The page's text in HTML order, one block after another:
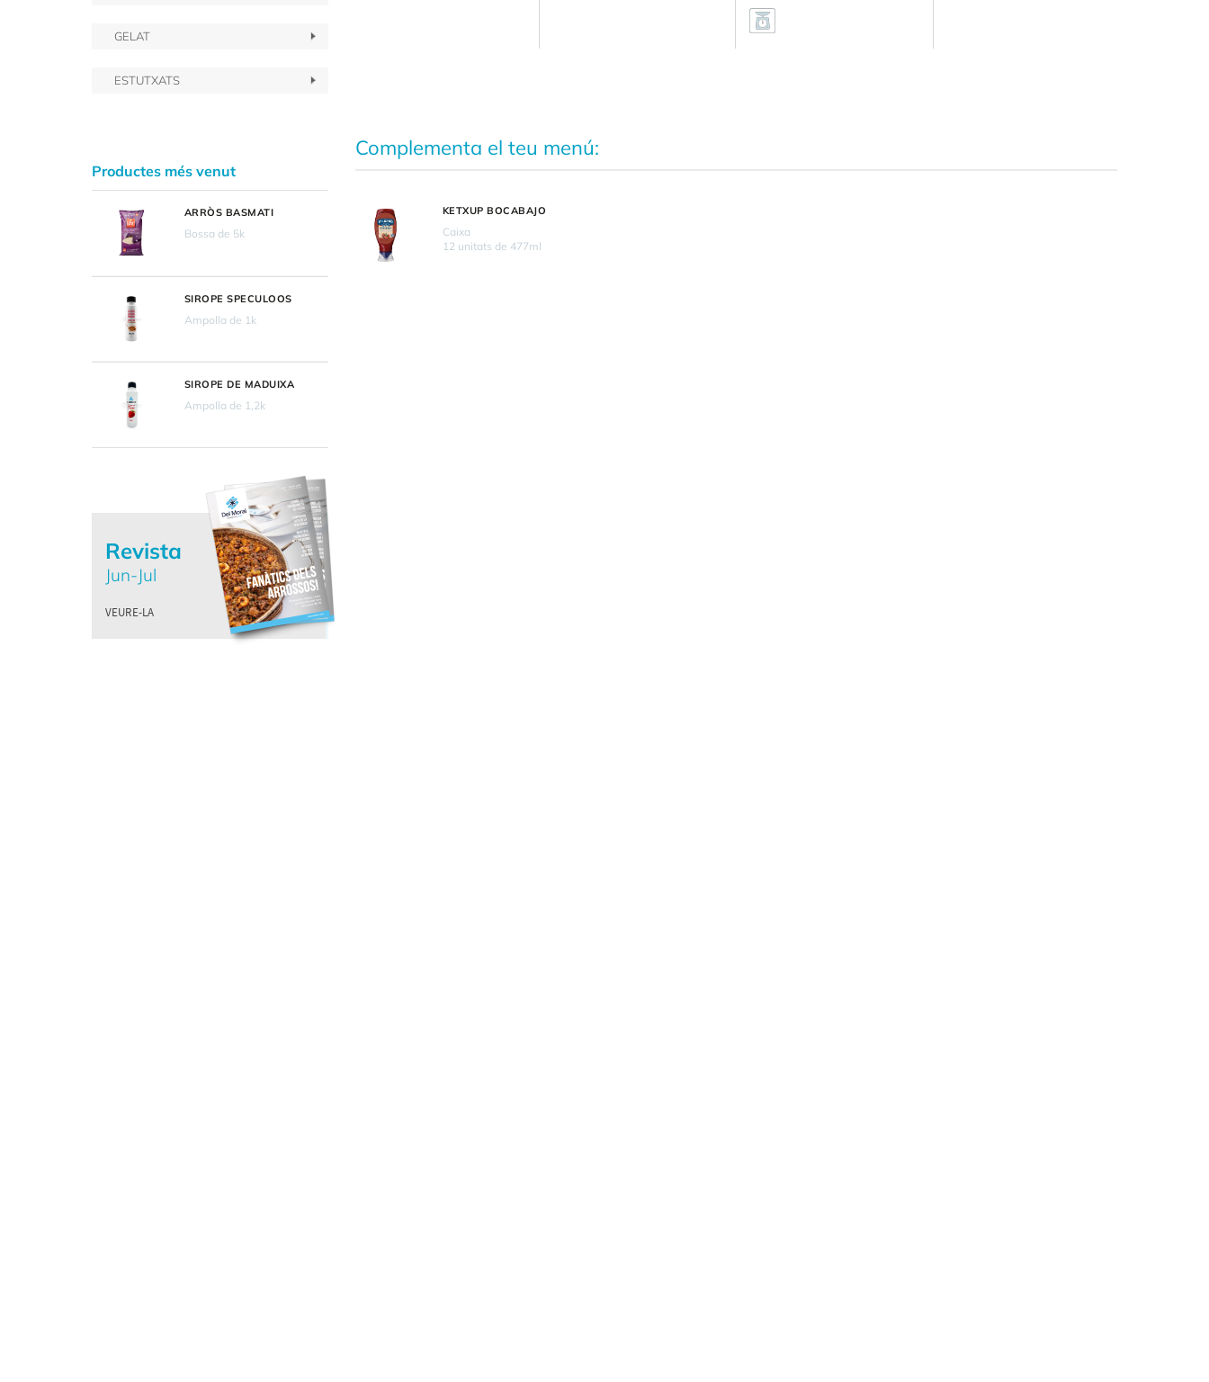
GELAT
ESTUTXATS
Productes més venut
ARRÒS BASMATI
Bossa de 5k
SIROPE SPECULOOS
Ampolla de 1k
SIROPE DE MADUIXA
Ampolla de 1,2k
Revista
Jun-Jul
VEURE-LA
Complementa el teu menú:
KETXUP BOCABAJO
Caixa
12 unitats de 477ml